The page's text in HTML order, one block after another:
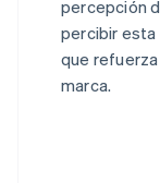
percepción
percibir esta
que
marca.